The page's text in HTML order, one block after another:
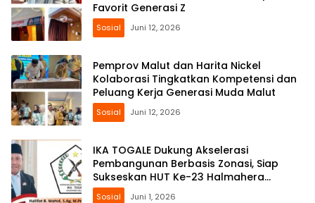
Favorit Generasi Z
Sosial Juni 12, 2026
Pemprov Malut dan Harita Nickel
Kolaborasi Tingkatkan Kompetensi dan
Peluang Kerja Generasi Muda Malut
Sosial Juni 12, 2026
IKA TOGALE Dukung Akselerasi
Pembangunan Berbasis Zonasi, Siap
Sukseskan HUT Ke-23 Halmahera
Selatan
Sosial Juni 1, 2026